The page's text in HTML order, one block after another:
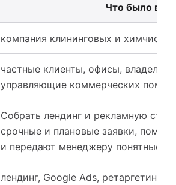
Что было в
компания клининговых и
частные клиенты, офисы,
управляющие коммерческих
Собрать лендинг и рекламную
срочные и плановые заявки,
и передают менеджеру понятные
лендинг, Google Ads, ретаргетинг,